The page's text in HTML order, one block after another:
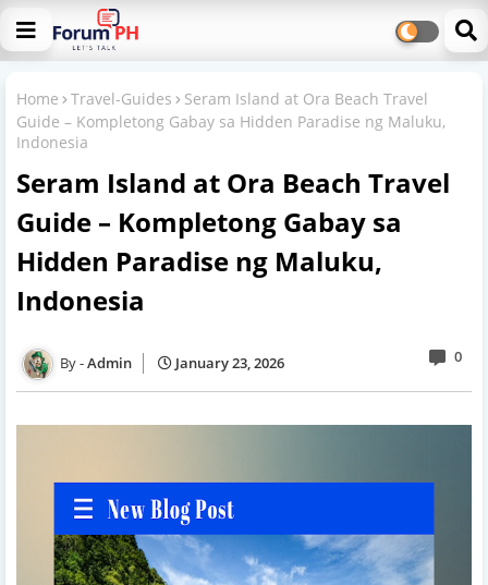
Home Travel-Guides
Seram Island at Ora Beach Travel
Guide – Kompletong Gabay sa Hidden Paradise ng Maluku,
Indonesia
Seram Island at Ora Beach Travel
Guide – Kompletong Gabay sa
Hidden Paradise ng Maluku,
Indonesia
Admin January 23, 2026 0